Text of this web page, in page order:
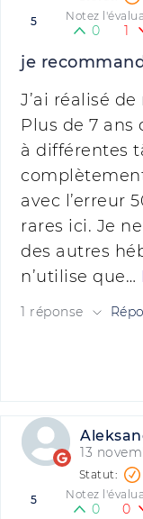
5 Notez
0 1
je
J’ai réalisé
Plus de 7 ans
à différentes
avec l’erreur
rares ici. Je
des autres
n’utilise que…
1 réponse
13
5 Notez
0 0